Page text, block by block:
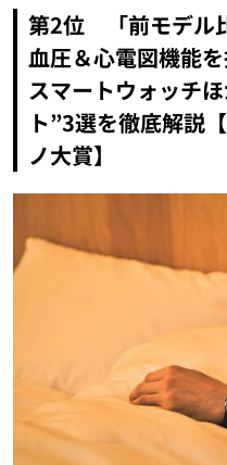
第2位 「前モデル
血圧＆心電図機能
スマートウォッチ
ト”3選を徹底解説
ノ大賞】